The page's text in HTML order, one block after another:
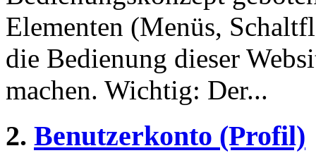
Elementen (Menüs,
die Bedienung dieser
machen. Wichtig: Der...
2. Benutzerkonto (Profil)